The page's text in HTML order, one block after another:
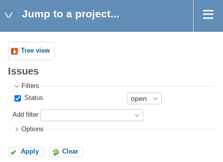
Jump to a project...
Tree view
Issues
Filters
Status
Add filter
Options
Apply Clear